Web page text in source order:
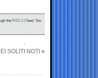
theRSS 2.0feed. You
SOLITI NOTI »